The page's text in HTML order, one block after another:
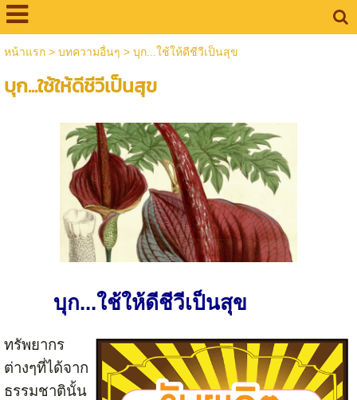
หน้าแรก> บทความอื่นๆ > บุก...ใช้ให้ดีชีวีเป็นสุข
บุก...ใช้ให้ดีชีวีเป็นสุข
บุก...ใช้ให้ดีชีวีเป็นสุข
ทรัพยากร
ต่างๆที่ได้จาก
ธรรมชาตินั้น